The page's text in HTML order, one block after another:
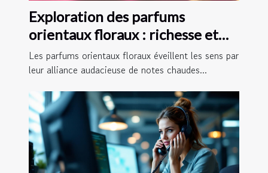
Exploration des parfums
orientaux floraux : richesse et
sophistication
Les parfums orientaux floraux éveillent les sens par
leur alliance audacieuse de notes chaudes...